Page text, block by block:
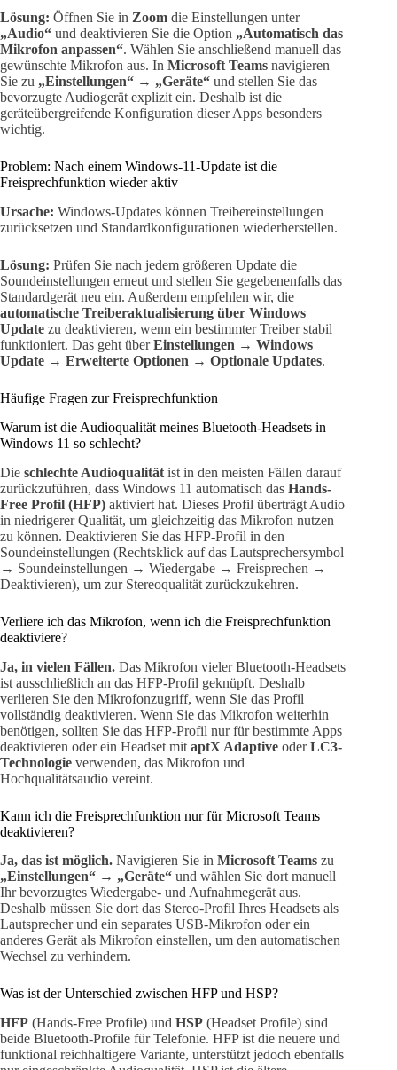
Lösung: Öffnen Sie in Zoom die Einstellungen unter
„Audio“ und deaktivieren Sie die Option „Automatisch das
Mikrofon anpassen“. Wählen Sie anschließend manuell das
gewünschte Mikrofon aus. In Microsoft Teams navigieren
Sie zu „Einstellungen“ → „Geräte“ und stellen Sie das
bevorzugte Audiogerät explizit ein. Deshalb ist die
geräteübergreifende Konfiguration dieser Apps besonders
wichtig.
Problem: Nach einem Windows-11-Update ist die
Freisprechfunktion wieder aktiv
Ursache: Windows-Updates können Treibereinstellungen
zurücksetzen und Standardkonfigurationen wiederherstellen.
Lösung: Prüfen Sie nach jedem größeren Update die
Soundeinstellungen erneut und stellen Sie gegebenenfalls das
Standardgerät neu ein. Außerdem empfehlen wir, die
automatische Treiberaktualisierung über Windows
Update zu deaktivieren, wenn ein bestimmter Treiber stabil
funktioniert. Das geht überEinstellungen → Windows
Update → Erweiterte Optionen → Optionale Updates.
Häufige Fragen zur Freisprechfunktion
Warum ist die Audioqualität meines Bluetooth-Headsets in
Windows 11 so schlecht?
Die schlechte Audioqualität ist in den meisten Fällen darauf
zurückzuführen, dass Windows 11 automatisch das Hands-
Free Profil (HFP) aktiviert hat. Dieses Profil überträgt Audio
in niedrigerer Qualität, um gleichzeitig das Mikrofon nutzen
zu können. Deaktivieren Sie das HFP-Profil in den
Soundeinstellungen (Rechtsklick auf das Lautsprechersymbol
→ Soundeinstellungen → Wiedergabe → Freisprechen →
Deaktivieren), um zur Stereoqualität zurückzukehren.
Verliere ich das Mikrofon, wenn ich die Freisprechfunktion
deaktiviere?
Ja, in vielen Fällen. Das Mikrofon vieler Bluetooth-Headsets
ist ausschließlich an das HFP-Profil geknüpft. Deshalb
verlieren Sie den Mikrofonzugriff, wenn Sie das Profil
vollständig deaktivieren. Wenn Sie das Mikrofon weiterhin
benötigen, sollten Sie das HFP-Profil nur für bestimmte Apps
deaktivieren oder ein Headset mit aptX Adaptive oderLC3-
Technologie verwenden, das Mikrofon und
Hochqualitätsaudio vereint.
Kann ich die Freisprechfunktion nur für Microsoft Teams
deaktivieren?
Ja, das ist möglich. Navigieren Sie in Microsoft Teams zu
„Einstellungen“ → „Geräte“ und wählen Sie dort manuell
Ihr bevorzugtes Wiedergabe- und Aufnahmegerät aus.
Deshalb müssen Sie dort das Stereo-Profil Ihres Headsets als
Lautsprecher und ein separates USB-Mikrofon oder ein
anderes Gerät als Mikrofon einstellen, um den automatischen
Wechsel zu verhindern.
Was ist der Unterschied zwischen HFP und HSP?
HFP (Hands-Free Profile) und HSP (Headset Profile) sind
beide Bluetooth-Profile für Telefonie. HFP ist die neuere und
funktional reichhaltigere Variante, unterstützt jedoch ebenfalls